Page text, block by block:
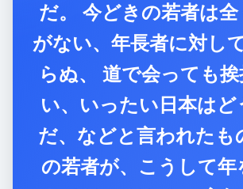
だ。 今どきの若者は全
がない、年長者に対し
らぬ、 道で会っても
い、いったい日本はど
だ、などと言われたも
の若者が、こうして年